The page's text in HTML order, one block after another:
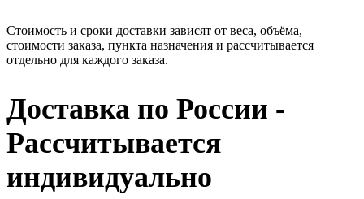
Стоимость и сроки доставки зависят от веса, объёма,
стоимости заказа, пункта назначения и рассчитывается
отдельно для каждого заказа.
Доставка по России -
Рассчитывается
индивидуально